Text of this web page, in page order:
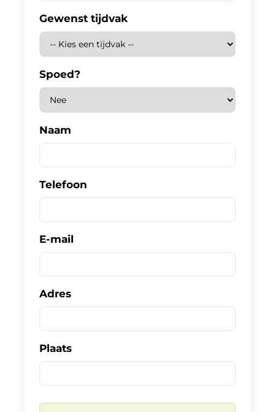
Gewenst tijdvak
Spoed?
Naam
Telefoon
E-mail
Adres
Plaats